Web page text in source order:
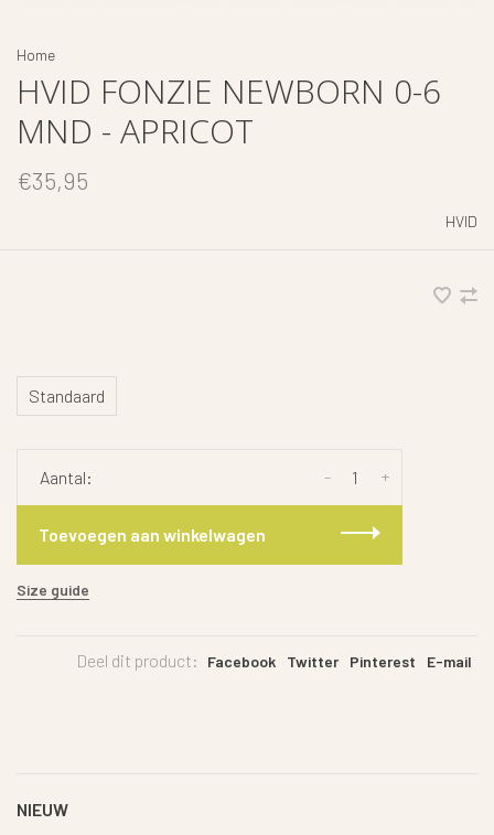
Home
HVID FONZIE NEWBORN 0-6
MND - APRICOT
€35,95
HVID
Standaard
Aantal: +
-
Toevoegen aan winkelwagen
Size guide
Deel dit product: Facebook Twitter Pinterest E-mail
NIEUW